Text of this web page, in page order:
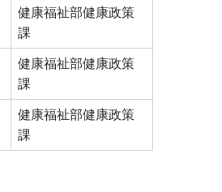
健康福祉部健康政策
課
健康福祉部健康政策
課
健康福祉部健康政策
課